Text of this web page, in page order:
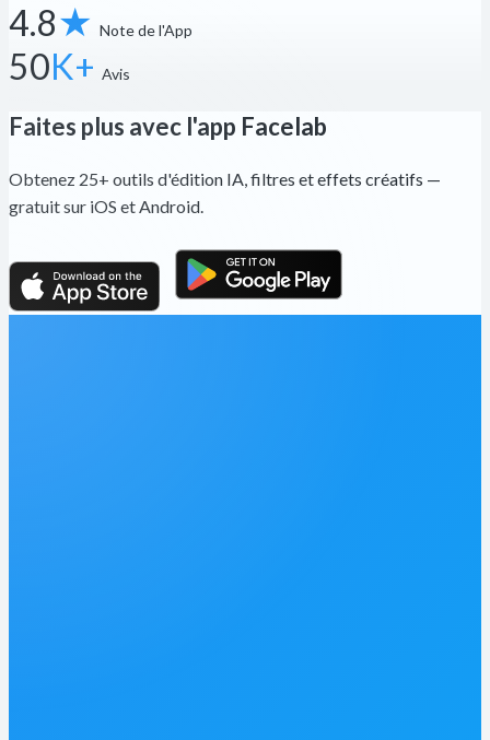
4.8★ Note de l'App
50K+ Avis
Faites plus avec l'app Facelab
Obtenez 25+ outils d'édition IA, filtres et effets créatifs —
gratuit sur iOS et Android.